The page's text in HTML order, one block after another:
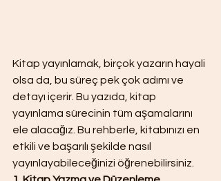
Kitap yayınlamak, birçok yazarın hayali
olsa da, bu süreç pek çok adımı ve
detayı içerir. Bu yazıda, kitap
yayınlama sürecinin tüm aşamalarını
ele alacağız. Bu rehberle, kitabınızı en
etkili ve başarılı şekilde nasıl
yayınlayabileceğinizi öğrenebilirsiniz.